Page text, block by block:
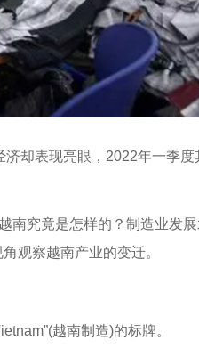
却表现亮眼，2022年一季度
究竟是怎样的？制造业发展
观察越南产业的变迁。
越南制造)的标牌。